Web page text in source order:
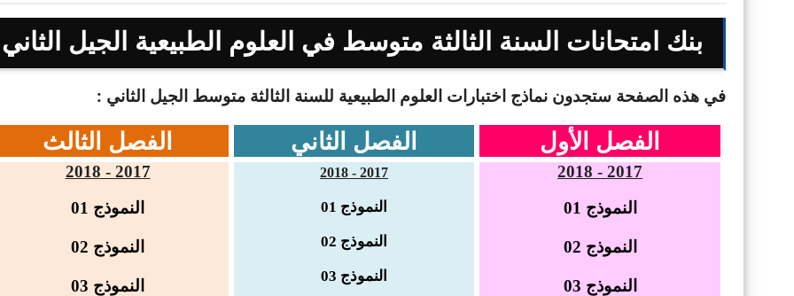
بنك امتحانات السنة الثالثة متوسط في العلوم الطبيعية الجيل الثاني
في هذه الصفحة ستجدون نماذج اختبارات العلوم الطبيعية للسنة الثالثة متوسط الجيل الثاني :
الفصل الأول الفصل الثاني الفصل الثالث
2017 - 2018
النموذج 01
النموذج 02
النموذج 03
2017 - 2018
النموذج 01
النموذج 02
النموذج 03
2017 - 2018
النموذج 01
النموذج 02
النموذج 03